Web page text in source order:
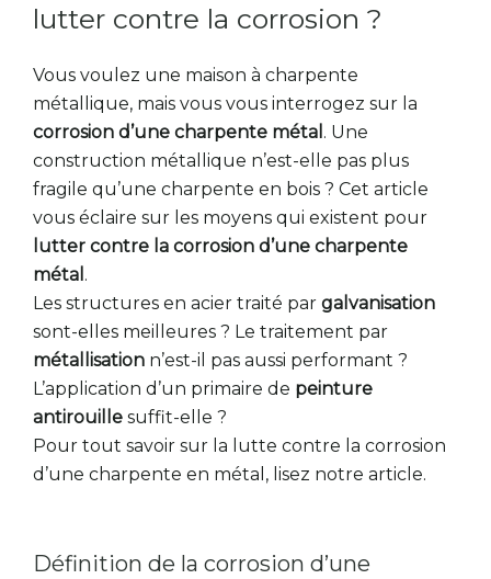
lutter contre la corrosion ?
Vous voulez une maison à charpente
métallique, mais vous vous interrogez sur la
corrosion d’une charpente métal . Une
construction métallique n’est-elle pas plus
fragile qu’une charpente en bois ? Cet article
vous éclaire sur les moyens qui existent pour
lutter contre la corrosion d’une charpente
métal .
Les structures en acier traité par galvanisation
sont-elles meilleures ? Le traitement par
métallisation n’est-il pas aussi performant ?
L’application d’un primaire de peinture
antirouille suffit-elle ?
Pour tout savoir sur la lutte contre la corrosion
d’une charpente en métal, lisez notre article.
Définition de la corrosion d’une